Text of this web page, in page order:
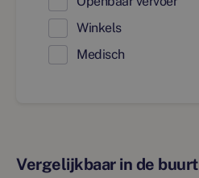
Winkels
Medisch
Vergelijkbaar in de buurt